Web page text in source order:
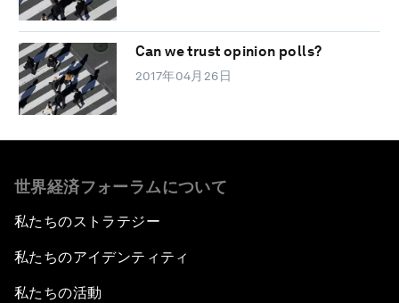
Can we trust opinion polls?
2017年04月26日
世界経済フォーラムについて
私たちのストラテジー
私たちのアイデンティティ
私たちの活動